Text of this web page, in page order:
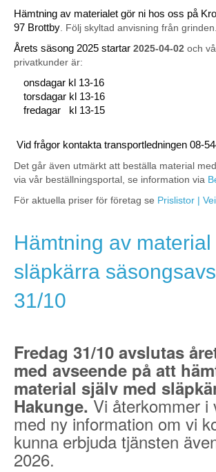
Hämtning av materialet gör ni hos oss på
97 Brottby . Följ skyltad anvisning från grinden.
Årets säsong 2025 startar 2025-04-02 och
privatkunder är:
onsdagar kl 13-16
torsdagar kl 13-16
fredagar kl 13-15
Vid frågor kontakta transportledningen 08-
Det går även utmärkt att beställa material
via vår beställningsportal, se information via
För aktuella priser för företag se Prislistor |
Hämtning av material
släpkärra
31/10
Fredag 31/10 avslutas
med avseende på att
material själv med
Hakunge.Vi återkommer i
med ny information om vi
kunna erbjuda tjänsten
2026.